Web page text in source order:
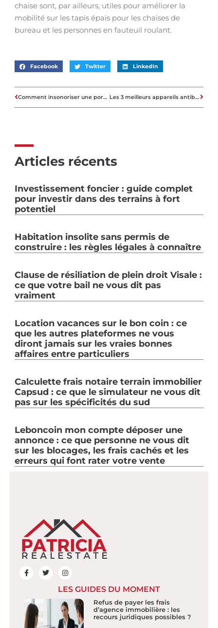
chaise sont, par ailleurs, utiles pour améliorer la
mobilité sur les tapis épais pour les chaises de
bureau et les personnes en fauteuil roulant.
Facebook Twitter LinkedIn
Comment insonoriser une porte avec un balai de porte ? Les 3 meilleurs appareils antibruit
Articles récents
Investissement foncier : guide complet
pour investir dans des terrains à fort
potentiel
Habitation insolite sans permis de
construire : les règles légales à connaître
Clause de résiliation de plein droit Visale :
ce que votre bail ne vous dit pas
vraiment
Location vacances sur le bon coin : ce
que les autres plateformes ne vous
diront jamais sur les vraies bonnes
affaires entre particuliers
Calculette frais notaire terrain immobilier
Capsud : ce que le simulateur ne vous dit
pas sur les spécificités du sud
Leboncoin mon compte déposer une
annonce : ce que personne ne vous dit
sur les blocages, les frais cachés et les
erreurs qui font rater votre vente
LES GUIDES DU MOMENT
Refus de payer les frais
d’agence immobilière : les
recours juridiques possibles ?